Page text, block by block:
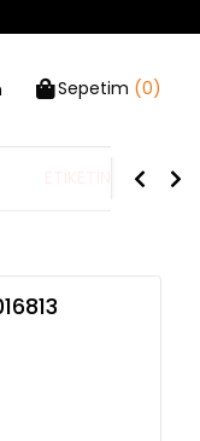
Sepetim (0)
ETİKETİN YARISI